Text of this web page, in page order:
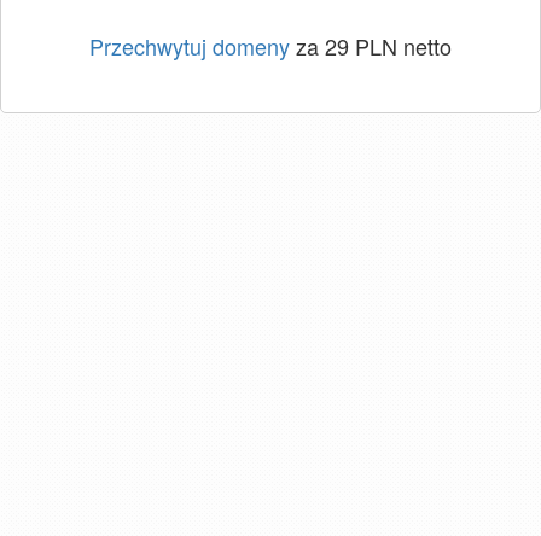
Przechwytuj domenyza 29 PLN netto